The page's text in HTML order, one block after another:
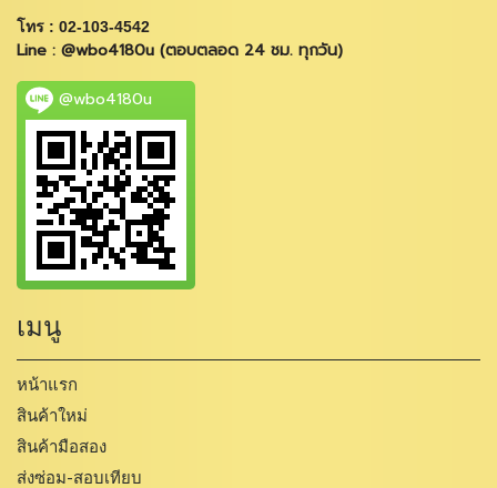
โทร : 02-103-4542
Line : @wbo4180u (ตอบตลอด 24 ชม. ทุกวัน)
@wbo4180u
เมนู
หน้าแรก
สินค้าใหม่
สินค้ามือสอง
ส่งซ่อม-สอบเทียบ